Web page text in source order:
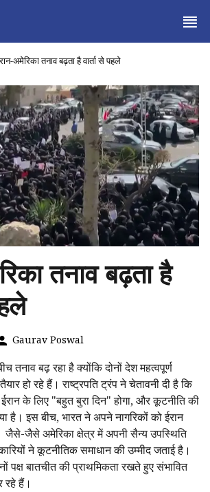
अमेरिका तनाव बढ़ता है वार्ता से पहले
तनाव बढ़ता है
Gaurav Poswal
तनाव बढ़ रहा है क्योंकि दोनों देश महत्वपूर्ण
हो रहे हैं। राष्ट्रपति ट्रंप ने चेतावनी दी है कि
के लिए "बहुत बुरा दिन" होगा, और कूटनीति की
है। इस बीच, भारत ने अपने नागरिकों को ईरान
जैसे-जैसे अमेरिका क्षेत्र में अपनी सैन्य उपस्थिति
ने कूटनीतिक समाधान की उम्मीद जताई है।
पक्ष बातचीत की प्राथमिकता रखते हुए संभावित
रहे हैं।